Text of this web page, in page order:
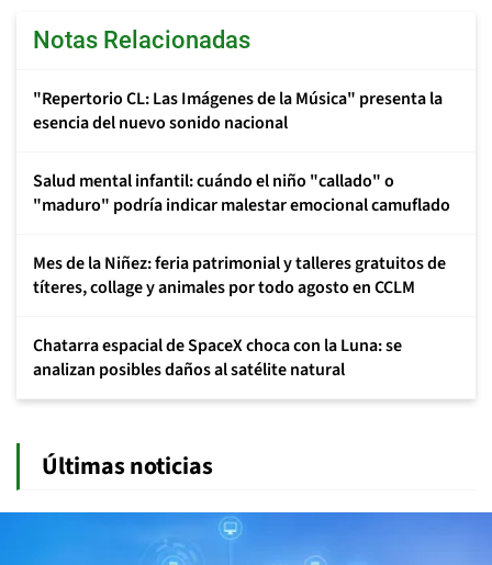
Notas Relacionadas
"Repertorio CL: Las Imágenes de la Música" presenta la
esencia del nuevo sonido nacional
Salud mental infantil: cuándo el niño "callado" o
"maduro" podría indicar malestar emocional camuflado
Mes de la Niñez: feria patrimonial y talleres gratuitos de
títeres, collage y animales por todo agosto en CCLM
Chatarra espacial de SpaceX choca con la Luna: se
analizan posibles daños al satélite natural
Últimas noticias